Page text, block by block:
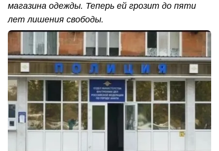
магазина одежды. Теперь ей грозит до пяти
лет лишения свободы.